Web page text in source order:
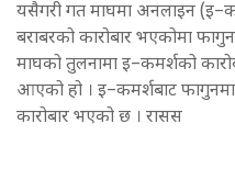
यसैगरी गत माघमा अनलाइन
बराबरको कारोबार भएकोमा
माघको तुलनामा इ–कमर्शको
आएको हो । इ–कमर्शबाट
कारोबार भएको छ । रासस